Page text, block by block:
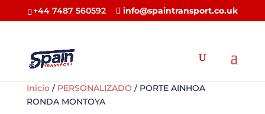
+44 7487 560592 info@spaintransport.co.uk
Inicio/ PERSONALIZADO / PORTE AINHOA
RONDA MONTOYA